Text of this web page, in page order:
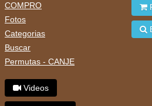
COMPRO
Fotos
Categorias
Buscar
Permutas - CANJE
Videos